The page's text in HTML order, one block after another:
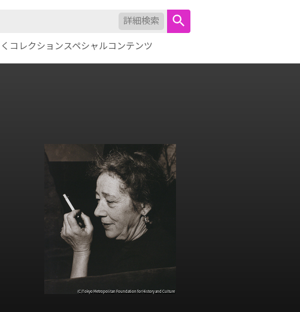
詳細検索
コレクションスペシャルコンテンツ